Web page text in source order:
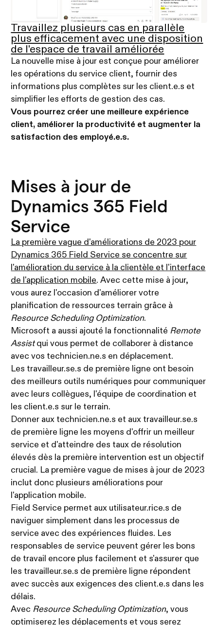
Travaillez plusieurs cas en parallèle
plus efficacement avec une disposition
de l'espace de travail améliorée
La nouvelle mise à jour est conçue pour améliorer
les opérations du service client, fournir des
informations plus complètes sur les client.e.s et
simplifier les efforts de gestion des cas.
Vous pourrez créer une meilleure expérience
client, améliorer la productivité et augmenter la
satisfaction des employé.e.s.
Mises à jour de
Dynamics 365 Field
Service
La première vague d'améliorations de 2023 pour
Dynamics 365 Field Service se concentre sur
l'amélioration du service à la clientèle et l'interface
de l'application mobile. Avec cette mise à jour,
vous aurez l'occasion d'améliorer votre
planification de ressources terrain grâce à
Resource Scheduling Optimization.
Microsoft a aussi ajouté la fonctionnalité Remote
Assistqui vous permet de collaborer à distance
avec vos technicien.ne.s en déplacement.
Les travailleur.se.s de première ligne ont besoin
des meilleurs outils numériques pour communiquer
avec leurs collègues, l'équipe de coordination et
les client.e.s sur le terrain.
Donner aux technicien.ne.s et aux travailleur.se.s
de première ligne les moyens d'offrir un meilleur
service et d'atteindre des taux de résolution
élevés dès la première intervention est un objectif
crucial. La première vague de mises à jour de 2023
inclut donc plusieurs améliorations pour
l'application mobile.
Field Service permet aux utilisateur.rice.s de
naviguer simplement dans les processus de
service avec des expériences fluides. Les
responsables de service peuvent gérer les bons
de travail encore plus facilement et s'assurer que
les travailleur.se.s de première ligne répondent
avec succès aux exigences des client.e.s dans les
délais.
Avec Resource Scheduling Optimization, vous
optimiserez les déplacements et vous serez